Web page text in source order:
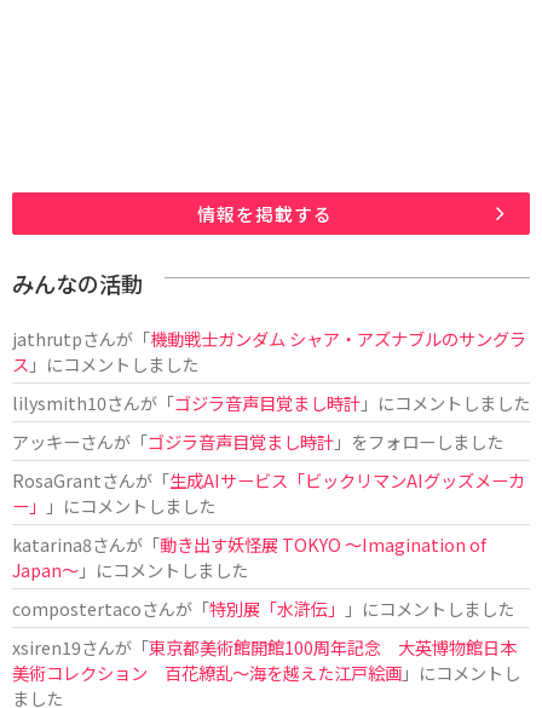
情報を掲載する
みんなの活動
jathrutpさんが「機動戦士ガンダム シャア・アズナブルのサングラ
ス 」にコメントしました
lilysmith10さんが「ゴジラ音声目覚まし時計」にコメントしました
アッキーさんが「ゴジラ音声目覚まし時計」をフォローしました
RosaGrantさんが「生成AIサービス「ビックリマンAIグッズメーカ
ー」
」にコメントしました
katarina8さんが「動き出す妖怪展 TOKYO 〜Imagination of
Japan〜」にコメントしました
compostertacoさんが「特別展「水滸伝」
」にコメントしました
xsiren19さんが「東京都美術館開館100周年記念 大英博物館日本
美術コレクション 百花繚乱～海を越えた江戸絵画」にコメントし
ました